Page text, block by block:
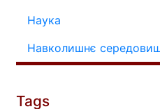
Наука
Навколишнє
Tags